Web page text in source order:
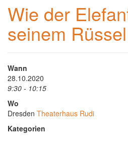
Wie der
seinem
Wann
28.10.2020
9:30 - 10:15
Wo
Dresden Theaterhaus Rudi
Kategorien